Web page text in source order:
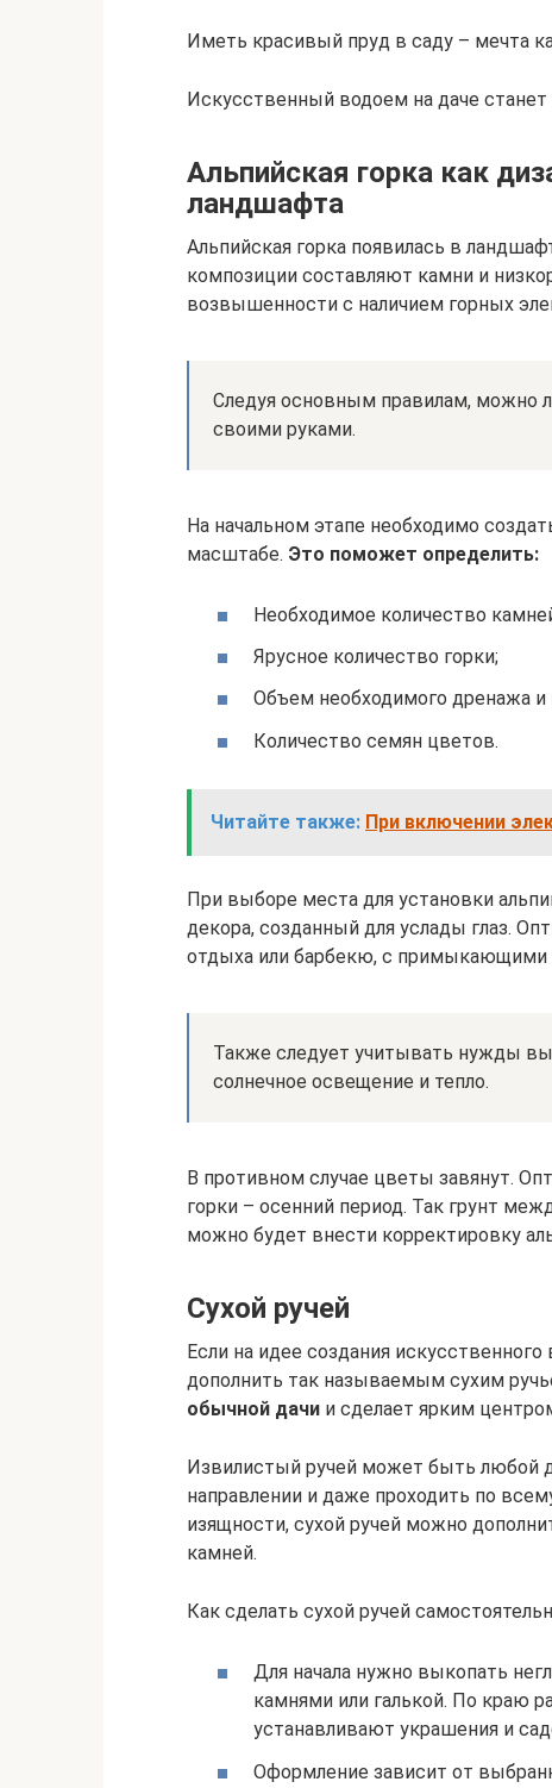
Иметь красивый пруд в саду – мечта
Искусственный водоем на даче
Альпийская горка как
ландшафта
Альпийская горка появилась в
композиции составляют камни и
возвышенности с наличием горных
Следуя основным правилам, можно
своими руками.
На начальном этапе необходимо
масштабе. Это поможет определить:
Необходимое количество
Ярусное количество горки;
Объем необходимого дренажа и
Количество семян цветов.
Читайте также: При включении
При выборе места для установки
декора, созданный для услады глаз.
отдыха или барбекю, с примыкающими
Также следует учитывать нужды
солнечное освещение и тепло.
В противном случае цветы завянут.
горки – осенний период. Так грунт
можно будет внести корректировку
Сухой ручей
Если на идее создания
дополнить так называемым сухим
обычной дачи и сделает ярким
Извилистый ручей может быть любой
направлении и даже проходить по
изящности, сухой ручей можно
камней.
Как сделать сухой ручей
Для начала нужно выкопать
камнями или галькой. По краю
устанавливают украшения и
Оформление зависит от